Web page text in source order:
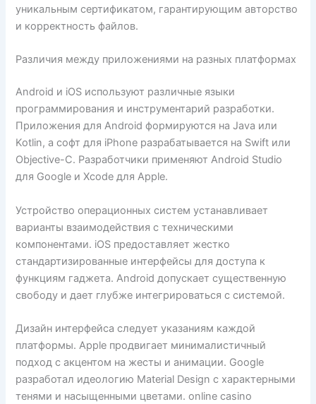
уникальным сертификатом, гарантирующим авторство
и корректность файлов.
Различия между приложениями на разных платформах
Android и iOS используют различные языки
программирования и инструментарий разработки.
Приложения для Android формируются на Java или
Kotlin, а софт для iPhone разрабатывается на Swift или
Objective-C. Разработчики применяют Android Studio
для Google и Xcode для Apple.
Устройство операционных систем устанавливает
варианты взаимодействия с техническими
компонентами. iOS предоставляет жестко
стандартизированные интерфейсы для доступа к
функциям гаджета. Android допускает существенную
свободу и дает глубже интегрироваться с системой.
Дизайн интерфейса следует указаниям каждой
платформы. Apple продвигает минималистичный
подход с акцентом на жесты и анимации. Google
разработал идеологию Material Design с характерными
тенями и насыщенными цветами. online casino